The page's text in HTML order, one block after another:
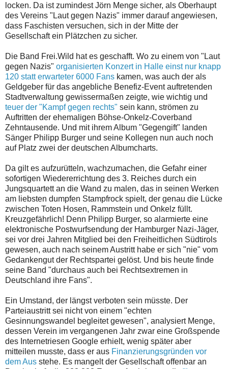
locken. Da ist zumindest Jörn Menge sicher, als Oberhaupt
des Vereins "Laut gegen Nazis" immer darauf angewiesen,
dass Faschisten versuchen, sich in der Mitte der
Gesellschaft ein Plätzchen zu sicher.
Die Band Frei.Wild hat es geschafft. Wo zu einem von "Laut
gegen Nazis" organisierten Konzert in Halle einst nur knapp
120 statt erwarteter 6000 Fans kamen, was auch der als
Geldgeber für das angebliche Benefiz-Event auftretenden
Stadtverwaltung gewissermaßen zeigte, wie wichtig und
teuer der "Kampf gegen rechts" sein kann, strömen zu
Auftritten der ehemaligen Böhse-Onkelz-Coverband
Zehntausende. Und mit ihrem Album "Gegengift" landen
Sänger Philipp Burger und seine Kollegen nun auch noch
auf Platz zwei der deutschen Albumcharts.
Da gilt es aufzurütteln, wachzumachen, die Gefahr einer
sofortigen Wiedererrichtung des 3. Reiches durch ein
Jungsquartett an die Wand zu malen, das in seinen Werken
am liebsten dumpfen Stampfrock spielt, der genau die Lücke
zwischen Toten Hosen, Rammstein und Onkelz füllt.
Kreuzgefährlich! Denn Philipp Burger, so alarmierte eine
elektronische Postwurfsendung der Hamburger Nazi-Jäger,
sei vor drei Jahren Mitglied bei den Freiheitlichen Südtirols
gewesen, auch nach seinem Austritt habe er sich "nie" vom
Gedankengut der Rechtspartei gelöst. Und bis heute finde
seine Band "durchaus auch bei Rechtsextremen in
Deutschland ihre Fans".
Ein Umstand, der längst verboten sein müsste. Der
Parteiaustritt sei nicht von einem "echten
Gesinnungswandel begleitet gewesen", analysiert Menge,
dessen Verein im vergangenen Jahr zwar eine Großspende
des Internetriesen Google erhielt, wenig später aber
mitteilen musste, dass er aus Finanzierungsgründen vor
dem Aus stehe. Es mangelt der Gesellschaft offenbar an